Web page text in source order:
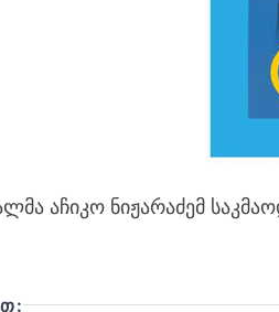
აჩიკო ნიჟარაძემ